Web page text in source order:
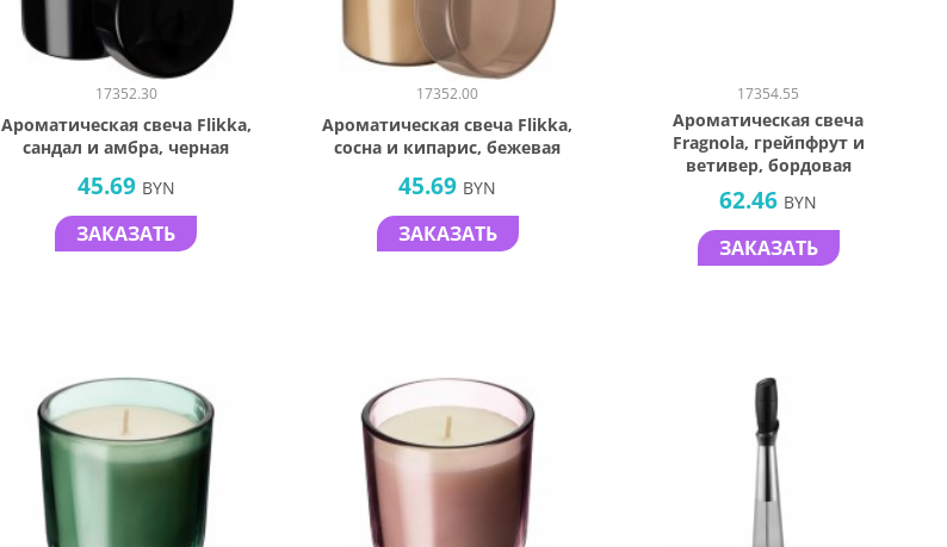
17352.30
Ароматическая свеча Flikka,
сандал и амбра, черная
45.69 BYN
ЗАКАЗАТЬ
17352.00
Ароматическая свеча Flikka,
сосна и кипарис, бежевая
45.69 BYN
ЗАКАЗАТЬ
17354.55
Ароматическая свеча
Fragnola, грейпфрут и
ветивер, бордовая
62.46 BYN
ЗАКАЗАТЬ